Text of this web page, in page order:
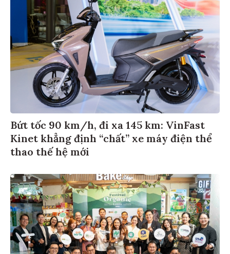
Bứt tốc 90 km/h, đi xa 145 km: VinFast
Kinet khẳng định “chất” xe máy điện thể
thao thế hệ mới